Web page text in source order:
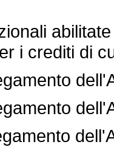
abilitate
i crediti di